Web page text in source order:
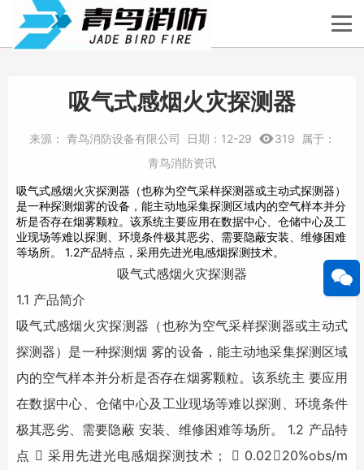
吸气式感烟火灾探测器
来源： 青鸟消防设备有限公司 日期： 12-29 319
属于：
青鸟消防资讯
吸气式感烟火灾探测器（也称为空气采样探测器或主动式探测器）
是一种探测烟雾的设备，能主动地采集探测区域内的空气样本并分
析是否存在烟雾颗粒。该系统主要应用在数据中心、仓储中心及工
业现场等难以探测、环境条件极其恶劣、需要隐蔽安装、维修困难
等场所。 1.2产品特点，采用先进光电感烟探测技术。
吸气式感烟火灾探测器
1.1 产品简介
吸气式感烟火灾探测器（也称为空气采样探测器或主动式
探测器）是一种探测烟 雾的设备，能主动地采集探测区域
内的空气样本并分析是否存在烟雾颗粒。该系统主 要应用
在数据中心、仓储中心及工业现场等难以探测、环境条件
极其恶劣、需要隐蔽 安装、维修困难等场所。 1.2 产品特
点  采用先进光电感烟探测技术；  0.02～20%obs/m